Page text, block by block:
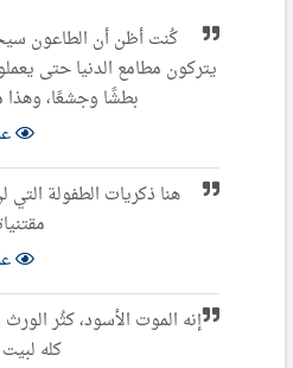
كُنت أظن أن الطاعون
يتركون مطامع الدنيا حتى
بطشًا وجشعًا،
هنا ذكريات الطفولة
إنه الموت الأسود، كثُر
كله